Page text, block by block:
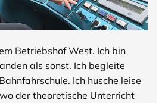
Betriebshof West. Ich bin
als sonst. Ich begleite
Ich husche leise
der theoretische Unterricht